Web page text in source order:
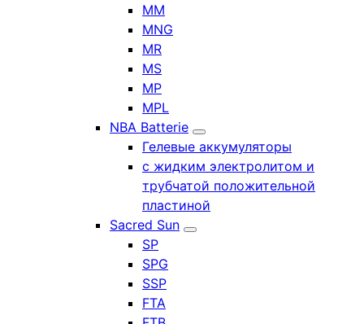
MM
MNG
MR
MS
MP
MPL
NBA Batterie
Гелевые аккумуляторы
с жидким электролитом и
трубчатой положительной
пластиной
Sacred Sun
SP
SPG
SSP
FTA